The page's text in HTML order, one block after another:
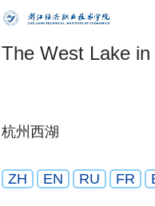
The West Lake in
杭州西湖
ZH EN RU FR